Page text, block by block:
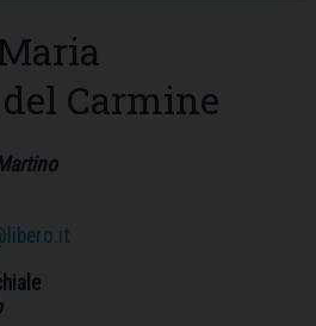
Carmine